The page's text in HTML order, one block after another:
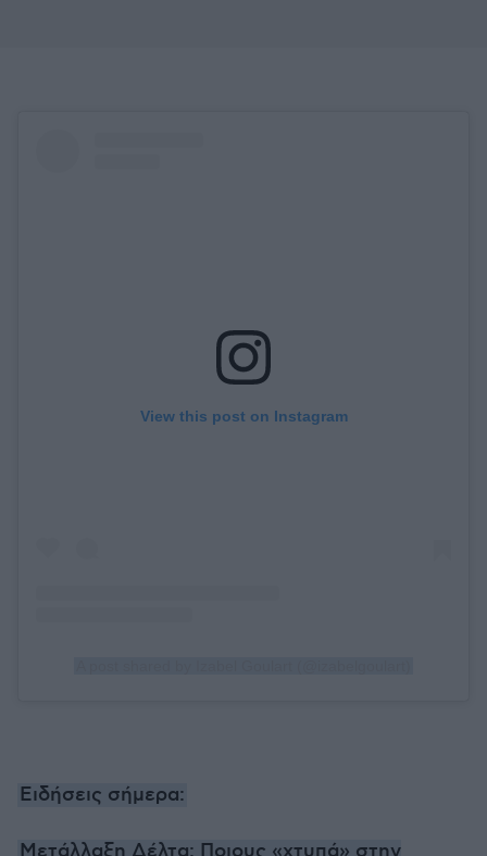
View this post on Instagram
Ειδήσεις σήμερα: